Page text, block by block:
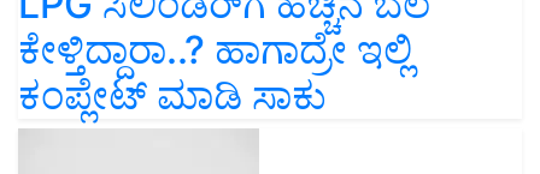
ಕೇಳ್ತಿದ್ದಾರಾ..? ಹಾಗಾದ್ರೇ ಇಲ್ಲಿ
ಕಂಪ್ಲೇಟ್‌ ಮಾಡಿ ಸಾಕು